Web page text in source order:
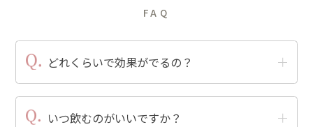
FAQ
どれくらいで効果がでるの？
いつ飲むのがいいですか？